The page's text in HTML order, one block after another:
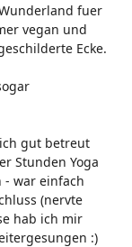
fuer
vegan und
Ecke.
gut betreut
Stunden Yoga
- war einfach
(nervte
hab ich mir
:)